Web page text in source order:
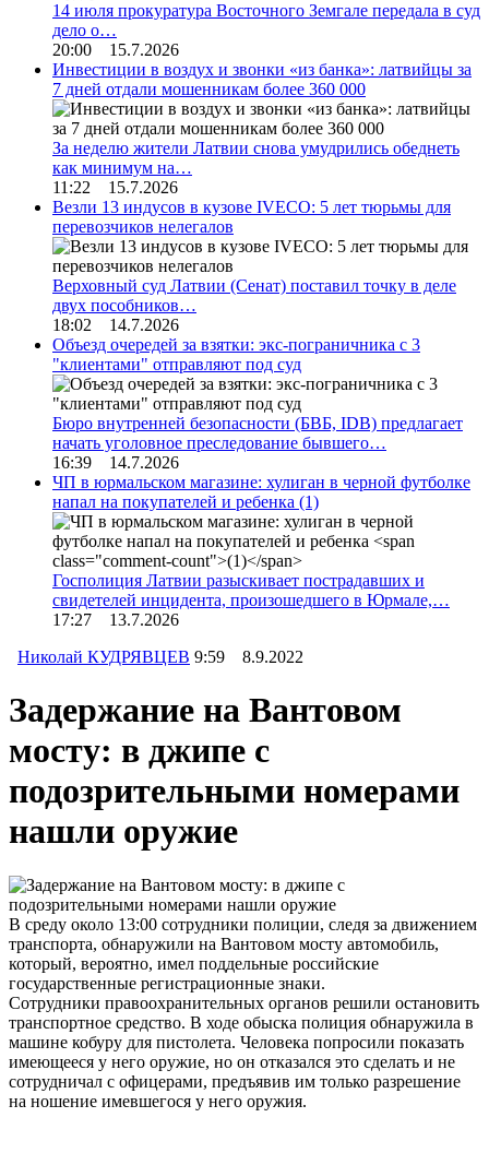
14 июля прокуратура Восточного Земгале передала в суд
дело о…
20:00 15.7.2026
Инвестиции в воздух и звонки «из банка»: латвийцы за
7 дней отдали мошенникам более 360 000
За неделю жители Латвии снова умудрились обеднеть
как минимум на…
11:22 15.7.2026
Везли 13 индусов в кузове IVECO: 5 лет тюрьмы для
перевозчиков нелегалов
Верховный суд Латвии (Сенат) поставил точку в деле
двух пособников…
18:02 14.7.2026
Объезд очередей за взятки: экс-пограничника с 3
"клиентами" отправляют под суд
Бюро внутренней безопасности (БВБ, IDB) предлагает
начать уголовное преследование бывшего…
16:39 14.7.2026
ЧП в юрмальском магазине: хулиган в черной футболке
напал на покупателей и ребенка (1)
Госполиция Латвии разыскивает пострадавших и
свидетелей инцидента, произошедшего в Юрмале,…
17:27 13.7.2026
Николай КУДРЯВЦЕВ 9:59 8.9.2022
Задержание на Вантовом
мосту: в джипе с
подозрительными номерами
нашли оружие
В среду около 13:00 сотрудники полиции, следя за движением
транспорта, обнаружили на Вантовом мосту автомобиль,
который, вероятно, имел поддельные российские
государственные регистрационные знаки.
Сотрудники правоохранительных органов решили остановить
транспортное средство. В ходе обыска полиция обнаружила в
машине кобуру для пистолета. Человека попросили показать
имеющееся у него оружие, но он отказался это сделать и не
сотрудничал с офицерами, предъявив им только разрешение
на ношение имевшегося у него оружия.